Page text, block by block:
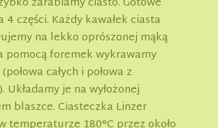
4 części. Każdy kawałek ciasta
na lekko oprószonej mąką
pomocą foremek wykrawamy
całych i połowa z
Układamy je na wyłożonej
blaszce. Ciasteczka Linzer